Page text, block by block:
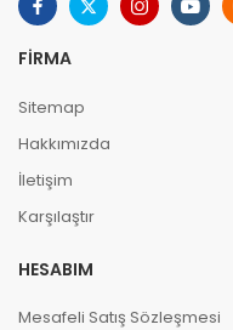
FIRMA
Sitemap
Hakkımızda
İletişim
Karşılaştır
HESABIM
Mesafeli Satış Sözleşmesi